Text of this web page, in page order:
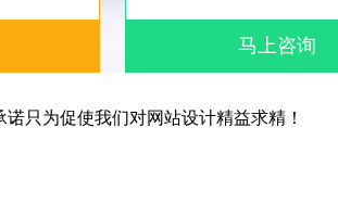
马上咨询
只为促使我们对网站设计精益求精！